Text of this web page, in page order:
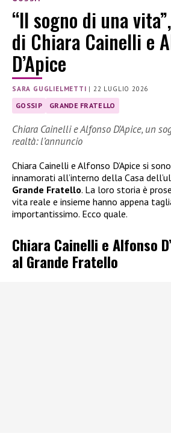
“Il sogno di una
di Chiara Cainelli e
D’Apice
SARA GUGLIELMETTI | 22 LUGLIO 2026
GOSSIP GRANDE FRATELLO
Chiara Cainelli e Alfonso D’Apice, un
realtà: l’annuncio
Chiara Cainelli e Alfonso D’Apice si
innamorati all’interno della Casa
Grande Fratello. La loro storia è
vita reale e insieme hanno appena
importantissimo. Ecco quale.
Chiara Cainelli e Alfonso
al Grande Fratello